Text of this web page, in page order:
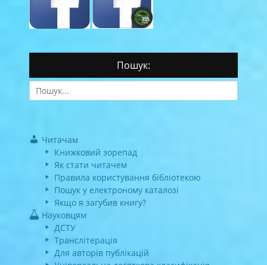
Пошук:
Search
for:
Читачам
Книжковий зорепад
Як стати читачем
Правила користування бібліотекою
Пошук у електроному каталозі
Якщо я загубив книгу?
Науковцям
ДСТУ
Транслітерація
Для авторів публікацій